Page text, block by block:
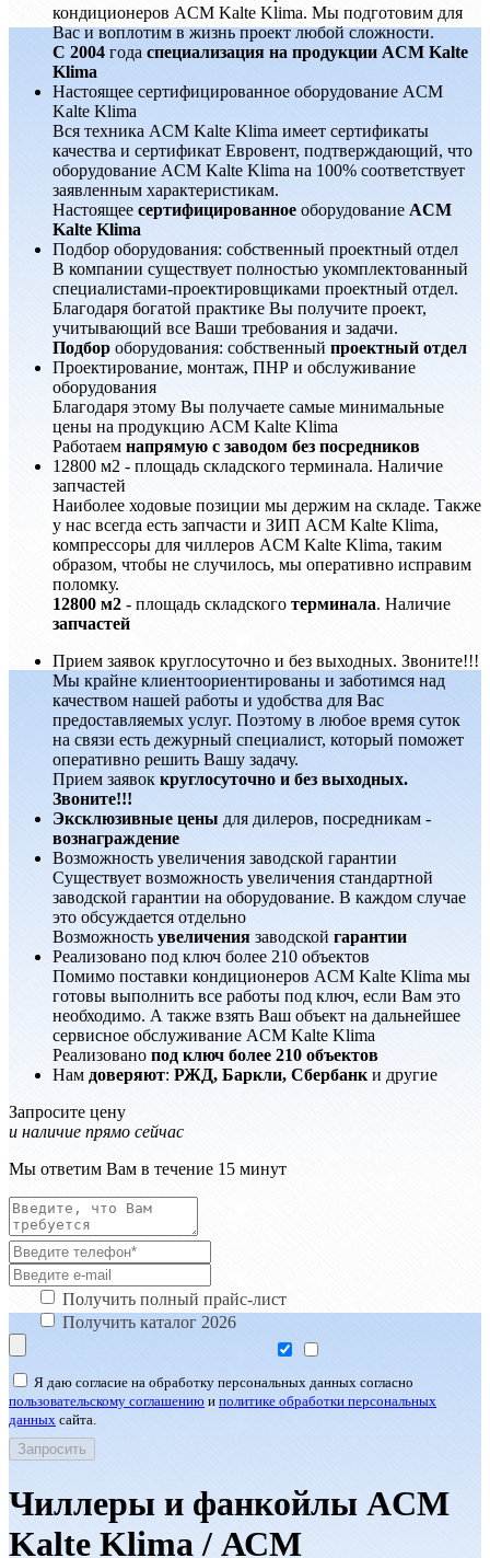
кондиционеров ACM Kalte Klima. Мы подготовим для
Вас и воплотим в жизнь проект любой сложности.
С 2004 года специализация на продукции ACM Kalte
Klima
Настоящее сертифицированное оборудование ACM
Kalte Klima
Вся техника ACM Kalte Klima имеет сертификаты
качества и сертификат Евровент, подтверждающий, что
оборудование ACM Kalte Klima на 100% соответствует
заявленным характеристикам.
Настоящее сертифицированное оборудование ACM
Kalte Klima
Подбор оборудования: собственный проектный отдел
В компании существует полностью укомплектованный
специалистами-проектировщиками проектный отдел.
Благодаря богатой практике Вы получите проект,
учитывающий все Ваши требования и задачи.
Подбор оборудования: собственный проектный отдел
Проектирование, монтаж, ПНР и обслуживание
оборудования
Благодаря этому Вы получаете самые минимальные
цены на продукцию ACM Kalte Klima
Работаем напрямую с заводом без посредников
12800 м2 - площадь складского терминала. Наличие
запчастей
Наиболее ходовые позиции мы держим на складе. Также
у нас всегда есть запчасти и ЗИП ACM Kalte Klima,
компрессоры для чиллеров ACM Kalte Klima, таким
образом, чтобы не случилось, мы оперативно исправим
поломку.
12800 м2 - площадь складского терминала. Наличие
запчастей
Прием заявок круглосуточно и без выходных. Звоните!!!
Мы крайне клиентоориентированы и заботимся над
качеством нашей работы и удобства для Вас
предоставляемых услуг. Поэтому в любое время суток
на связи есть дежурный специалист, который поможет
оперативно решить Вашу задачу.
Прием заявок круглосуточно и без выходных.
Звоните!!!
Эксклюзивные цены для дилеров, посредникам -
вознаграждение
Возможность увеличения заводской гарантии
Существует возможность увеличения стандартной
заводской гарантии на оборудование. В каждом случае
это обсуждается отдельно
Возможность увеличения заводской гарантии
Реализовано под ключ более 210 объектов
Помимо поставки кондиционеров ACM Kalte Klima мы
готовы выполнить все работы под ключ, если Вам это
необходимо. А также взять Ваш объект на дальнейшее
сервисное обслуживание ACM Kalte Klima
Реализовано под ключ более 210 объектов
Нам доверяют: РЖД, Баркли, Сбербанк и другие
Запросите цену
и наличие прямо сейчас
Мы ответим Вам в течение 15 минут
Получить полный прайс-лист
Получить каталог 2026
Я даю согласие на обработку персональных данных согласно
пользовательскому соглашению и политике обработки персональных
данных сайта.
Чиллеры и фанкойлы ACM
Kalte Klima / АСМ